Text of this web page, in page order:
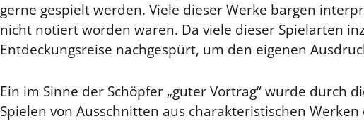
gerne gespielt werden. Viele dieser Werke bargen
nicht notiert worden waren. Da viele dieser Spielarten
Entdeckungsreise nachgespürt, um den eigenen
Ein im Sinne der Schöpfer „guter Vortrag“ wurde
Spielen von Ausschnitten aus charakteristischen